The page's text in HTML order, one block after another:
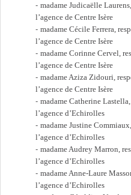
madame Judicaëlle
l’agence de Centre Isère
madame Cécile Ferrera,
l’agence de Centre Isère
madame Corinne Cervel,
l’agence de Centre Isère
madame Aziza Zidouri,
l’agence de Centre Isère
madame Catherine
l’agence d’Echirolles
madame Justine
l’agence d’Echirolles
madame Audrey Marron,
l’agence d’Echirolles
madame Anne-Laure
l’agence d’Echirolles